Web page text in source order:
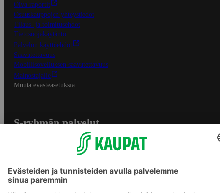
Oiva-raportit
Osuuskauppojen yhteystiedot
Tilaus- ja toimitusehdot
Tietosuojakäytäntö
Palvelun käyttöehdot
Saavutettavuus
Mobiilisovelluksen saavutettavuus
Mainostajalle
Muuta evästeasetuksia
S-ryhmän palvelut
Yhteishyvä Ruoka -sovellus
S-ostoslista -sovellus